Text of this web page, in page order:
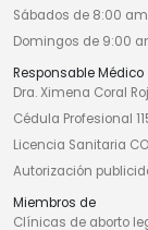
Sábados de 8:00
Domingos de 9:00
Responsable Médico
Dra. Ximena Coral
Cédula Profesional
Licencia Sanitaria
Autorización
Miembros de
Clínicas de aborto